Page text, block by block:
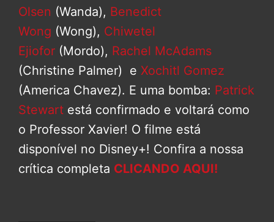
Olsen (Wanda), Benedict
Wong (Wong), Chiwetel
Ejiofor (Mordo), Rachel McAdams
(Christine Palmer) e Xochitl Gomez
(America Chavez). E uma bomba: Patrick
Stewart está confirmado e voltará como
o Professor Xavier! O filme está
disponível no Disney+! Confira a nossa
crítica completa CLICANDO AQUI!